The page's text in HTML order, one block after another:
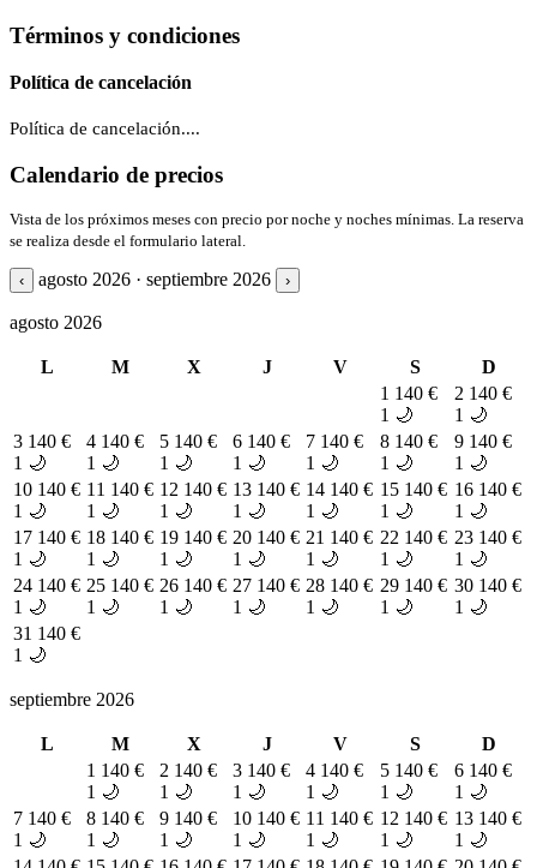
Términos y condiciones
Política de cancelación
Política de cancelación....
Calendario de precios
Vista de los próximos meses con precio por noche y noches mínimas. La reserva
se realiza desde el formulario lateral.
‹ agosto 2026 · septiembre 2026 ›
agosto 2026
L M X J V S
D
1 140 €
1 🌙
2 140 €
1 🌙
3 140 €
1 🌙
4 140 €
1 🌙
5 140 €
1 🌙
6 140 €
1 🌙
7 140 €
1 🌙
8 140 €
1 🌙
9 140 €
1 🌙
10 140 €
1 🌙
11 140 €
1 🌙
12 140 €
1 🌙
13 140 €
1 🌙
14 140 €
1 🌙
15 140 €
1 🌙
16 140 €
1 🌙
17 140 €
1 🌙
18 140 €
1 🌙
19 140 €
1 🌙
20 140 €
1 🌙
21 140 €
1 🌙
22 140 €
1 🌙
23 140 €
1 🌙
24 140 €
1 🌙
25 140 €
1 🌙
26 140 €
1 🌙
27 140 €
1 🌙
28 140 €
1 🌙
29 140 €
1 🌙
30 140 €
1 🌙
31 140 €
1 🌙
septiembre 2026
L M X J V S
D
1 140 €
1 🌙
2 140 €
1 🌙
3 140 €
1 🌙
4 140 €
1 🌙
5 140 €
1 🌙
6 140 €
1 🌙
7 140 €
1 🌙
8 140 €
1 🌙
9 140 €
1 🌙
10 140 €
1 🌙
11 140 €
1 🌙
12 140 €
1 🌙
13 140 €
1 🌙